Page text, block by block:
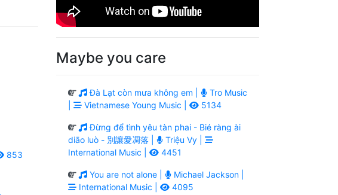
853
Maybe you care
Đà Lạt còn mưa không em |
Tro Music
Vietnamese Young Music | 5134
Đừng để tình yêu tàn phai - Bié ràng ài
diāo luò - 別讓愛凋落 |
Triệu Vy |
International Music |
4451
You are not alone |
Michael Jackson |
International Music |
4095